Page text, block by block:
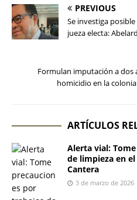
PREVIOUS
Se investiga
jueza electa:
Formulan imputación a dos
homicidio en la
ARTÍCULOS
Alerta vial:
de limpieza en
Cantera
3 de marzo de 2026